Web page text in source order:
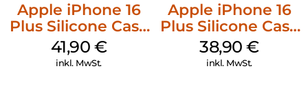
Apple iPhone 16
Plus Silicone Case
MagSafe Stone
Gray
41,90 €
inkl. MwSt.
Apple iPhone 16
Plus Silicone Case
MagSafe Denim
38,90€
inkl. MwSt.